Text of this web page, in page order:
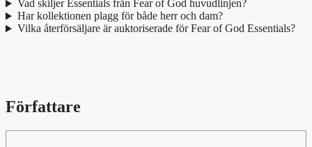
Vad skiljer Essentials från Fear of God huvudlinjen?
Har kollektionen plagg för både herr och dam?
Vilka återförsäljare är auktoriserade för Fear of God Essentials?
Författare